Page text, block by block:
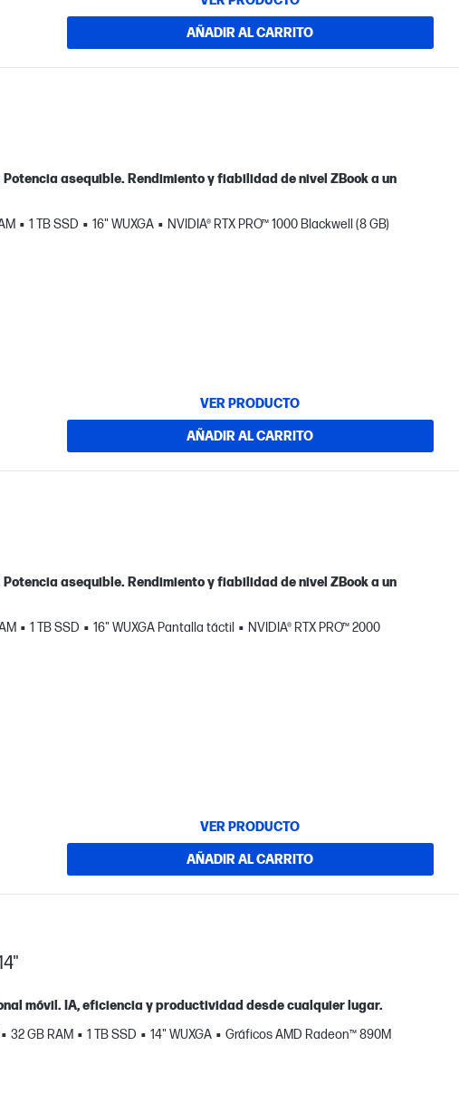
AÑADIR AL CARRITO
asequible. Rendimiento y fiabilidad de nivel ZBook a un
1 TB SSD 16" WUXGA NVIDIA® RTX PRO™ 1000 Blackwell (8 GB)
VER PRODUCTO
AÑADIR AL CARRITO
asequible. Rendimiento y fiabilidad de nivel ZBook a un
1 TB SSD 16" WUXGA Pantalla táctil
NVIDIA® RTX PRO™ 2000
VER PRODUCTO
AÑADIR AL CARRITO
móvil. IA, eficiencia y productividad desde cualquier lugar.
32 GB RAM 1 TB SSD 14" WUXGA Gráficos AMD Radeon™ 890M